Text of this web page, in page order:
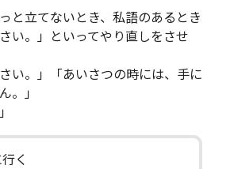
と立てないとき、私語のあるとき
い。」といってやり直しをさせ
い。」「あいさつの時には、手に
。」
く